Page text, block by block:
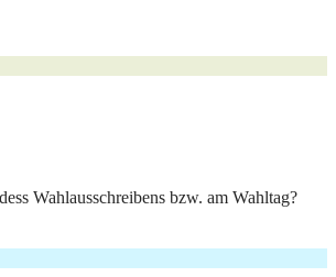
Wahlausschreibens bzw. am Wahltag?